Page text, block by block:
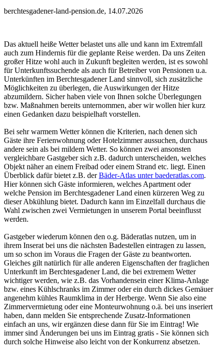
berchtesgadener-land-pension.de, 14.07.2026
Das aktuell heiße Wetter belastet uns alle und kann im Extremfall
auch zum Hindernis für die geplante Reise werden. Da uns Zeiten
großer Hitze wohl auch in Zukunft begleiten werden, ist es sowohl
für Unterkunftssuchende als auch für Betreiber von Pensionen u.a.
Unterkünften im Berchtesgadener Land sinnvoll, sich zusätzliche
Möglichkeiten zu überlegen, die Auswirkungen der Hitze
abzumildern. Sicher haben viele von Ihnen solche Überlegungen
bzw. Maßnahmen bereits unternommen, aber wir wollen hier kurz
einen Gedanken dazu beispielhaft vorstellen.
Bei sehr warmem Wetter können die Kriterien, nach denen sich
Gäste ihre Ferienwohnung oder Hotelzimmer aussuchen, durchaus
andere sein als bei mildem Wetter. So können zwei ansonsten
vergleichbare Gastgeber sich z.B. dadurch unterscheiden, welches
Objekt näher an einem Freibad oder einem Strand etc. liegt. Einen
Überblick dafür bietet z.B. derBäder-Atlas unter baederatlas.com.
Hier können sich Gäste informieren, welches Apartment oder
welche Pension im Berchtesgadener Land einen kürzeren Weg zu
dieser Abkühlung bietet. Dadurch kann im Einzelfall durchaus die
Wahl zwischen zwei Vermietungen in unserem Portal beeinflusst
werden.
Gastgeber wiederum können den o.g. Bäderatlas nutzen, um in
ihrem Inserat bei uns die nächsten Badestellen eintragen zu lassen,
um so schon im Voraus die Fragen der Gäste zu beantworten.
Gleiches gilt natürlich für alle anderen Eigenschaften der fraglichen
Unterkunft im Berchtesgadener Land, die bei extremem Wetter
wichtiger werden, wie z.B. das Vorhandensein einer Klima-Anlage
bzw. eines Kühlschranks im Zimmer oder ein durch dickes Gemäuer
angenehm kühles Raumklima in der Herberge. Wenn Sie also eine
Zimmervermietung oder eine Monteurwohnung o.ä. bei uns inseriert
haben, dann melden Sie entsprechende Zusatz-Informationen
einfach an uns, wir ergänzen diese dann für Sie im Eintrag! Wie
immer sind Änderungen bei uns im Eintrag gratis - Sie können sich
durch solche Hinweise also leicht von der Konkurrenz absetzen.